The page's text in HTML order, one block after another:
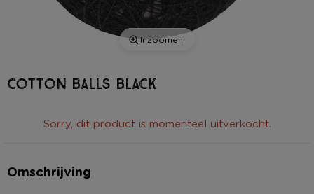
Inzoomen
Cotton balls black
Sorry, dit product is momenteel uitverkocht.
Omschrijving